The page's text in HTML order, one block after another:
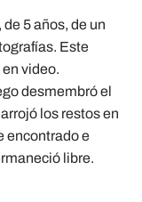
, de 5 años, de un
Este
video.
desmembró el
los restos en
encontrado e
libre.